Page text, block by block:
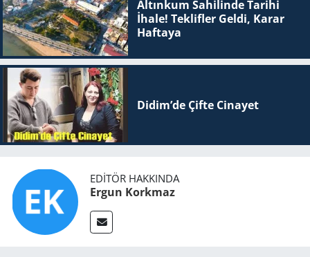
Altınkum Sahilinde Tarihi
İhale! Teklifler Geldi, Karar
Haftaya
Didim’de Çifte Ci­na­yet
EDITÖR HAKKINDA
Ergun Korkmaz